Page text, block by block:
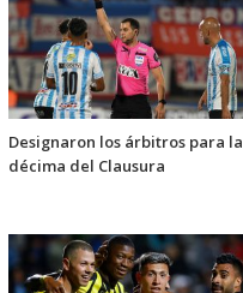
Designaron los árbitros para la
décima del Clausura